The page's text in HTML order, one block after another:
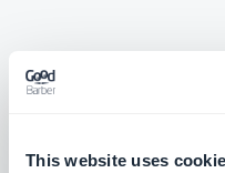
This website uses